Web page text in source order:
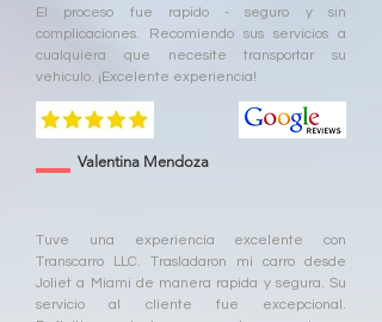
El proceso fue rapido - seguro y sin
complicaciones. Recomiendo sus servicios a
cualquiera que necesite transportar su
vehiculo. ¡Excelente experiencia!
Valentina Mendoza
Tuve una experiencia excelente con
Transcarro LLC. Trasladaron mi carro desde
Joliet a Miami de manera rapida y segura. Su
servicio al cliente fue excepcional.